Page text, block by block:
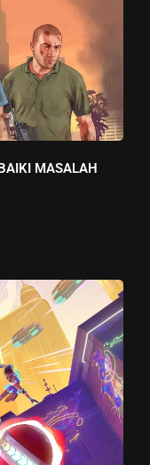
MASALAH